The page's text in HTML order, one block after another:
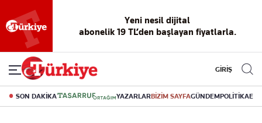
Yeni nesil dijital
abonelik 19 TL’den başlayan fiyatlarla.
GİRİŞ
SON DAKİKA YAZARLARBİZİM SAYFAGÜNDEMPOLİTİKA